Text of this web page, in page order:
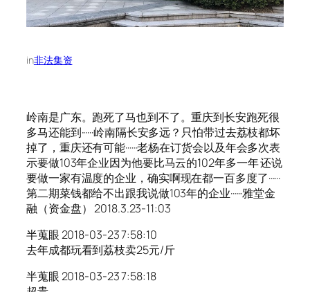
in非法集资
岭南是广东。跑死了马也到不了。重庆到长安跑死很
多马还能到······岭南隔长安多远？只怕带过去荔枝都坏
掉了，重庆还有可能······老杨在订货会以及年会多次表
示要做103年企业因为他要比马云的102年多一年 还说
要做一家有温度的企业，确实啊现在都一百多度了······
第二期菜钱都给不出跟我说做103年的企业······雅堂金
融（资金盘） 2018.3.23-11:03
半蒐眼 2018-03-23 7:58:10
去年成都玩看到荔枝卖25元/斤
半蒐眼 2018-03-23 7:58:18